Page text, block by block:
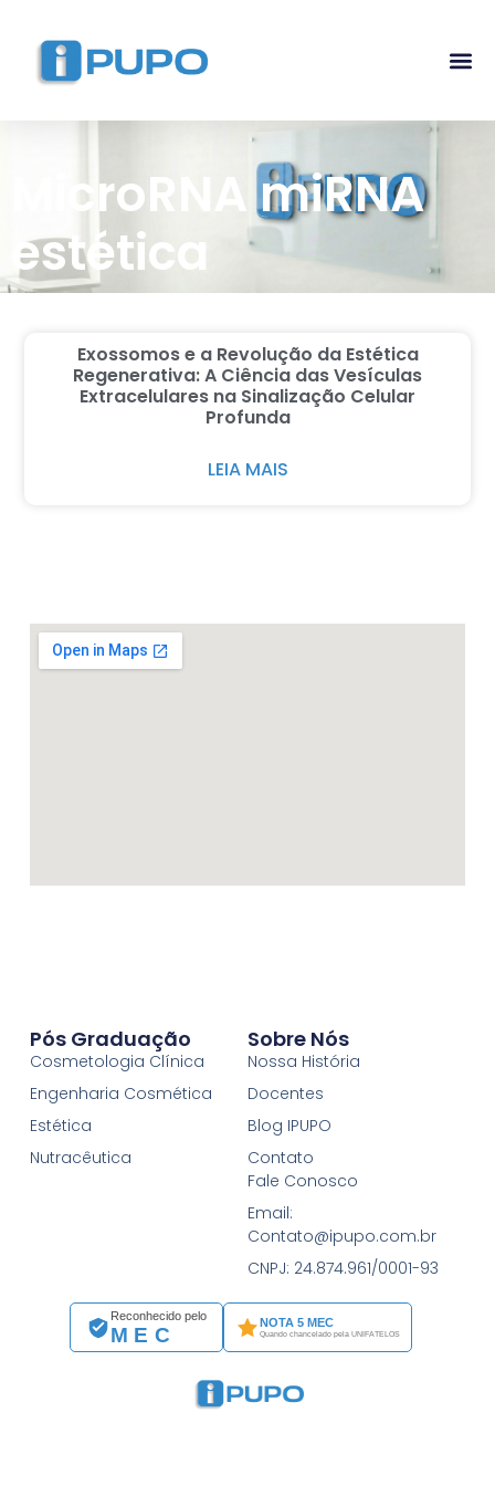
MicroRNA miRNA
estética
Exossomos e a Revolução da Estética
Regenerativa: A Ciência das Vesículas
Extracelulares na Sinalização Celular
Profunda
LEIA MAIS
Reconhecido pelo
MEC
NOTA 5 MEC
Quando chancelado pela UNIFATELOS
Pós Graduação
Cosmetologia Clínica
Engenharia Cosmética
Estética
Nutracêutica
Sobre Nós
Nossa História
Docentes
Blog IPUPO
Contato
Fale Conosco
Email:
Contato@ipupo.com.br
CNPJ: 24.874.961/0001-93